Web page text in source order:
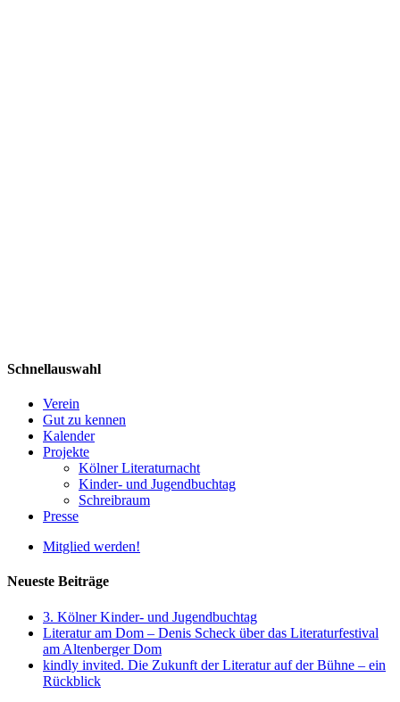
Schnellauswahl
Verein
Gut zu kennen
Kalender
Projekte
Kölner Literaturnacht
Kinder- und Jugendbuchtag
Schreibraum
Presse
Mitglied werden!
Neueste Beiträge
3. Kölner Kinder- und Jugendbuchtag
Literatur am Dom – Denis Scheck über das Literaturfestival
am Altenberger Dom
kindly invited. Die Zukunft der Literatur auf der Bühne – ein
Rückblick